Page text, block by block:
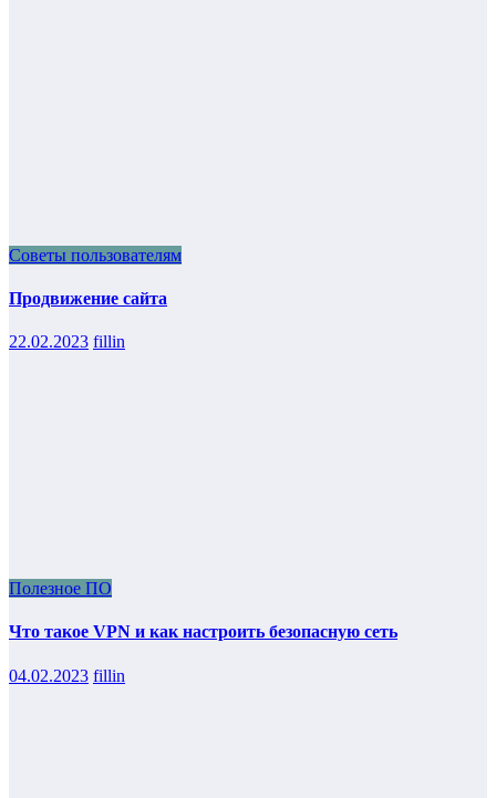
Советы пользователям
Продвижение сайта
22.02.2023 fillin
Полезное ПО
Что такое VPN и как настроить безопасную сеть
04.02.2023 fillin